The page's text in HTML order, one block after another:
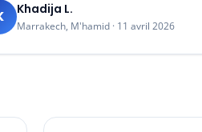
Khadija L.
Marrakech, M'hamid · 11 avril 2026